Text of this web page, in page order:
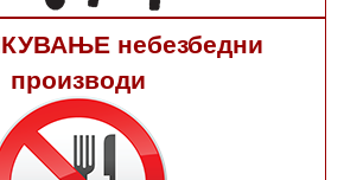
небезбедни
производи